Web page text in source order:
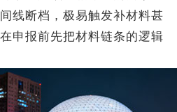
线断档，极易触发补材料甚
申报前先把材料链条的逻辑